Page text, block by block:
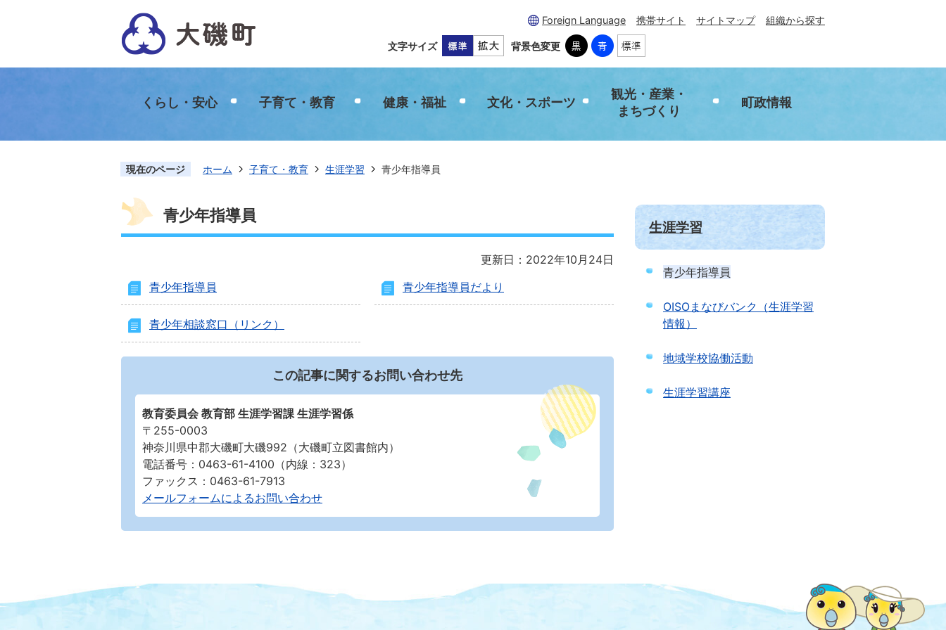
Foreign Language 携帯サイト サイトマップ 組織から探す
文字サイズ 背景色変更
くらし・安心 子育て・教育 健康・福祉 文化・スポーツ
観光・産業・
まちづくり
町政情報
現在のページ ホーム 子育て・教育 生涯学習 青少年指導員
青少年指導員
更新日：2022年10月24日
青少年指導員
青少年指導員だより
青少年相談窓口（リンク）
この記事に関するお問い合わせ先
教育委員会 教育部 生涯学習課 生涯学習係
〒255-0003
神奈川県中郡大磯町大磯992（大磯町立図書館内）
電話番号：0463-61-4100（内線：323）
ファックス：0463-61-7913
メールフォームによるお問い合わせ
生涯学習
青少年指導員
OISOまなびバンク（生涯学習
情報）
地域学校協働活動
生涯学習講座